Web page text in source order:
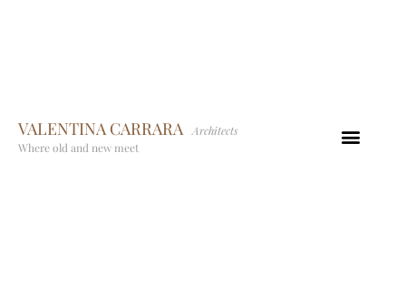
VALENTINA CARRARA
Architects
Where old and new meet